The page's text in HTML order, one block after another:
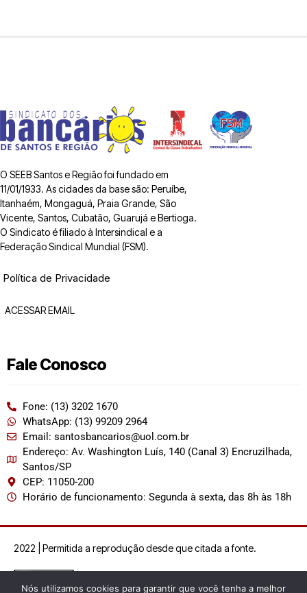
O SEEB Santos e Região foi fundado em
11/01/1933. As cidades da base são: Peruíbe,
Itanhaém, Mongaguá, Praia Grande, São
Vicente, Santos, Cubatão, Guarujá e Bertioga.
O Sindicato é filiado à Intersindical e a
Federação Sindical Mundial (FSM).
Política de Privacidade
ACESSAR EMAIL
Fale Conosco
Fone: (13) 3202 1670
WhatsApp: (13) 99209 2964
Email: santosbancarios@uol.com.br
Endereço: Av. Washington Luís, 140 (Canal 3) Encruzilhada,
Santos/SP
CEP: 11050-200
Horário de funcionamento: Segunda à sexta, das 8h às 18h
2022 | Permitida a reprodução desde que citada a fonte.
Nós utilizamos cookies para garantir que você tenha a melhor